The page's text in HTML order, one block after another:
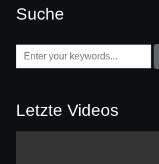
Suche
Letzte Videos